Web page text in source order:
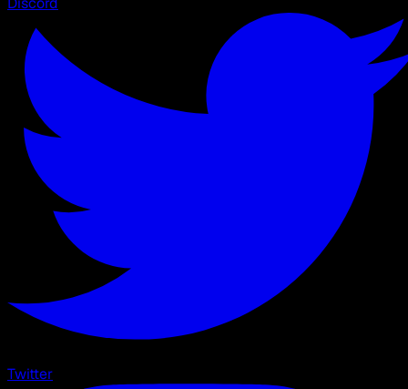
Twitter